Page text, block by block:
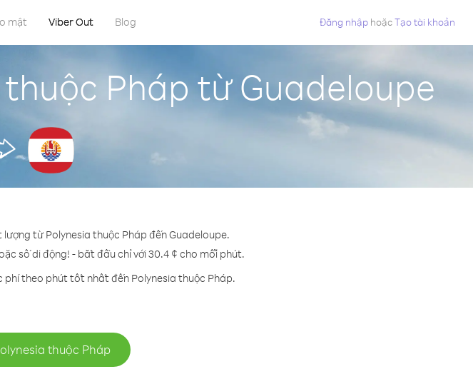
mật Viber Out Blog Đăng nhập hoặcTạo tài khoản
Pháp từ Guadeloupe
từ Polynesia thuộc Pháp đến Guadeloupe.
số di động! - bắt đầu chỉ với 30.4 ¢ cho mỗi phút.
theo phút tốt nhất đến Polynesia thuộc Pháp.
thuộc Pháp